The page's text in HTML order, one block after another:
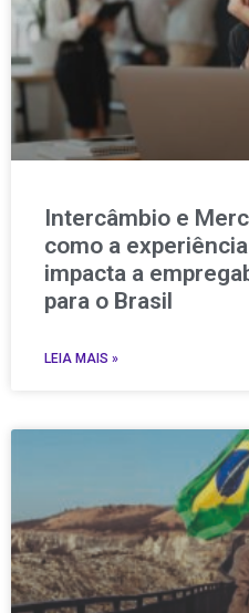
Intercâmbio e
como a
impacta a
para o Brasil
LEIA MAIS »